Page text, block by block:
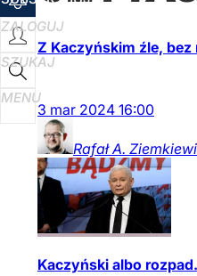
ZALOGUJ
SZUKAJ
MENU
Z Kaczyńskim źle, bez
3 mar 2024 16:00
Rafał A.
Kaczyński albo